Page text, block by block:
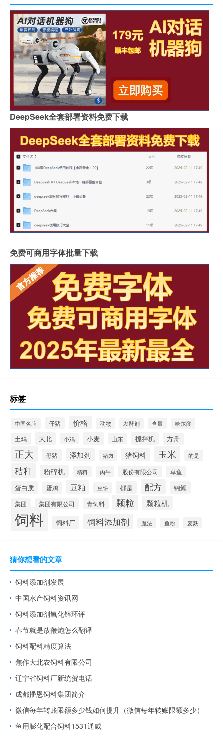
DeepSeek全套部署资料免费下载
免费可商用字体批量下载
标签
中国名牌 仔猪 价格 动物 发酵剂 含量 哈尔滨
土鸡 大北 小鸡 小麦 山东 搅拌机 方舟
正大 母猪 添加剂 猪肉 猪饲料 玉米 的是
秸秆 粉碎机 精料 肉牛 股份有限公司 草鱼
蛋白质 蛋鸡 豆粕 豆饼 都是 配方 锦鲤
集团 集团有限公司 青饲料 颗粒 颗粒机
饲料 饲料厂 饲料添加剂 魔法 鱼粉 麦麸
猜你想看的文章
饲料添加剂发展
中国水产饲料资讯网
饲料添加剂氧化锌环评
春节就是放鞭炮怎么翻译
饲料配料精度算法
焦作大北农饲料有限公司
辽宁省饲料厂新统贺电话
成都播恩饲料集团简介
微信每年转账限额多少钱如何提升（微信每年转账限额多少）
鱼用膨化配合饲料1531通威